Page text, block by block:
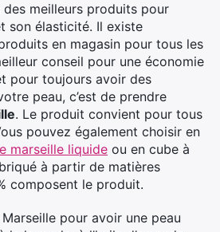
meilleurs produits pour
son élasticité. Il existe
en magasin pour tous les
conseil pour une économie
pour toujours avoir des
peau, c’est de prendre
. Le produit convient pour tous
pouvez également choisir en
marseille liquide ou en cube à
à partir de matières
composent le produit.
pour avoir une peau